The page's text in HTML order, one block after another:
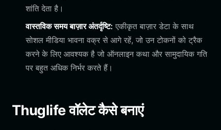
शांति देता है।
वास्तविक समय बाज़ार अंतर्दृष्टि: एकीकृत बाज़ार डेटा के साथ
सोशल मीडिया भावना वक्र से आगे रहें, जो उन टोकनों को ट्रैक
करने के लिए आवश्यक है जो ऑनलाइन कथा और सामुदायिक गति
पर बहुत अधिक निर्भर करते हैं।
Thuglife वॉलेट कैसे बनाएं